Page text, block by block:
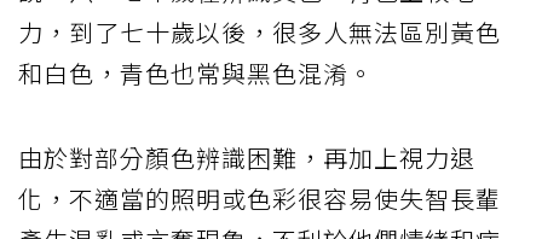
力，到了七十歲以後，很多人無法區別黃色
和白色，青色也常與黑色混淆。
由於對部分顏色辨識困難，再加上視力退
化，不適當的照明或色彩很容易使失智長輩